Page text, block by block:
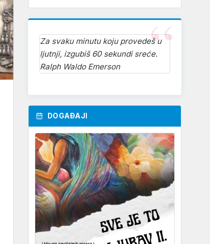
Za svaku minutu koju provedeš u
ljutnji, izgubiš 60 sekundi sreće.
Ralph Waldo Emerson
DOGAĐAJI